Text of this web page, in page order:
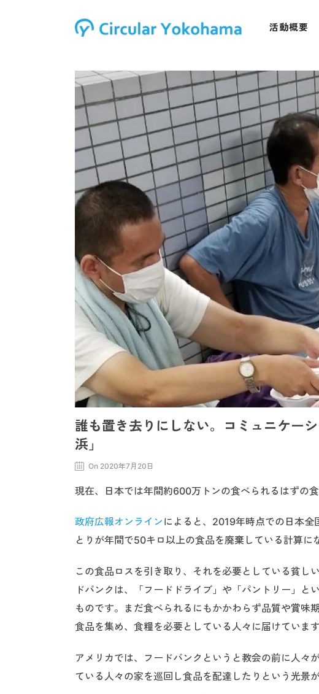
活動概要
誰も置き去りにしない。コミュニケー
浜」
On 2020年7月20日
現在、日本では年間約600万トンの食べられるはずの食
政府広報オンライン によると、2019年時点での日本
とりが年間で50キロ以上の食品を廃棄している計算に
この食品ロスを引き取り、それを必要としている貧し
ドバンクは、「フードドライブ」や「パントリー」
ものです。まだ食べられるにもかかわらず品質や賞味
食品を集め、食糧を必要としている人々に届けています
アメリカでは、フードバンクというと教会の前に人々
ている人々の家を巡回し食品を配達したりという光景が